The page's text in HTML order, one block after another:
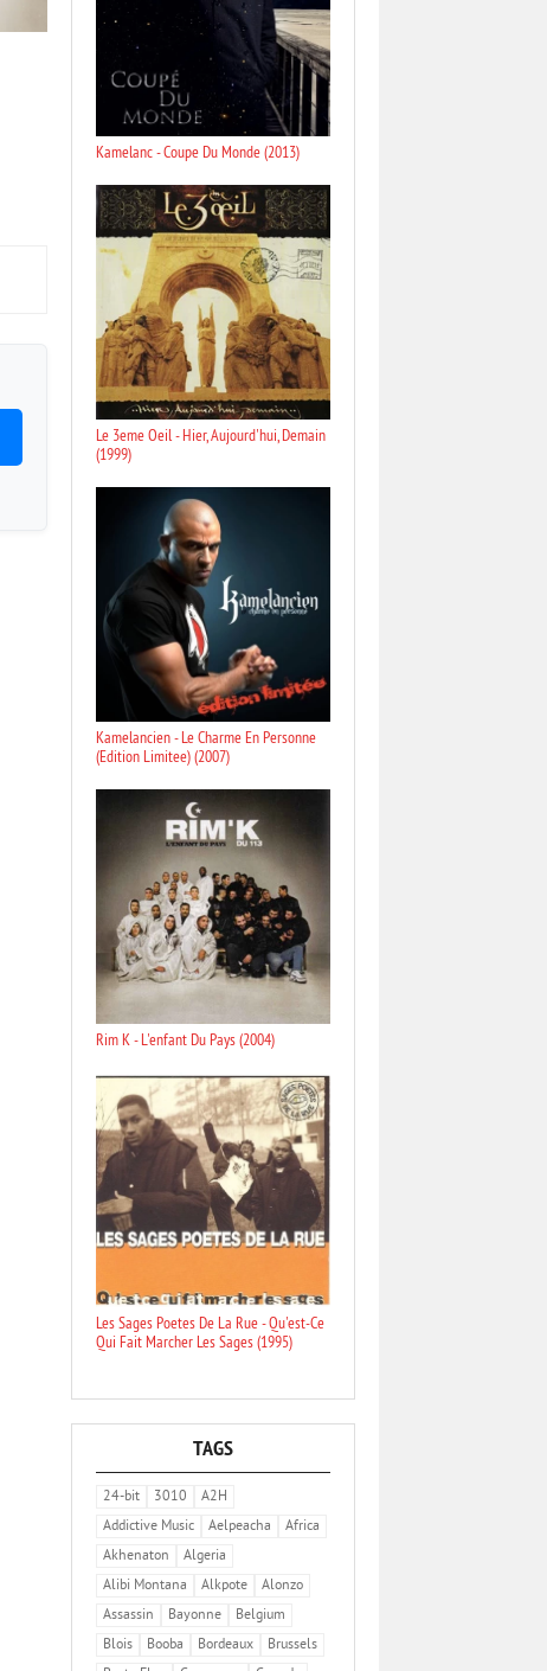
Kamelanc - Coupe Du Monde (2013)
Le 3eme Oeil - Hier, Aujourd'hui, Demain
(1999)
Kamelancien - Le Charme En Personne
(Edition Limitee) (2007)
Rim K - L'enfant Du Pays (2004)
Les Sages Poetes De La Rue - Qu'est-Ce
Qui Fait Marcher Les Sages (1995)
TAGS
24-bit 3010
A2H
Addictive Music
Aelpeacha
Africa
Akhenaton
Algeria
Alibi Montana
Alkpote
Alonzo
Assassin
Bayonne
Belgium
Blois
Booba Bordeaux
Brussels